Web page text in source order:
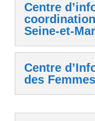
Centre
Seine-et-
Centre
des